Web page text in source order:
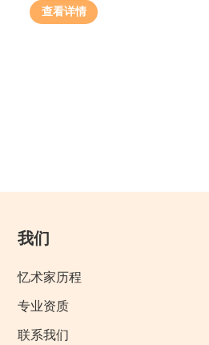
查看详情
我们
忆术家历程
专业资质
联系我们